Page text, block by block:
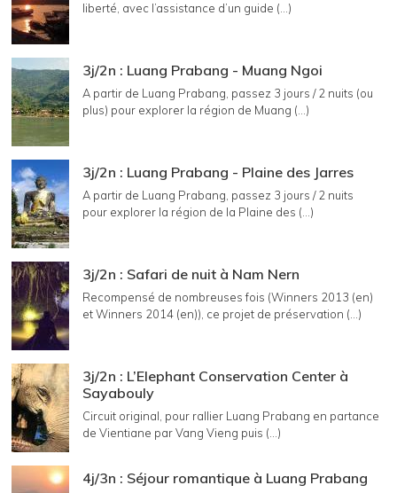
liberté, avec l’assistance d’un guide (...)
3j/2n : Luang Prabang - Muang Ngoi
A partir de Luang Prabang, passez 3 jours / 2 nuits (ou
plus) pour explorer la région de Muang (...)
3j/2n : Luang Prabang - Plaine des Jarres
A partir de Luang Prabang, passez 3 jours / 2 nuits
pour explorer la région de la Plaine des (...)
3j/2n : Safari de nuit à Nam Nern
Recompensé de nombreuses fois (Winners 2013 (en)
et Winners 2014 (en)), ce projet de préservation (...)
3j/2n : L’Elephant Conservation Center à
Sayabouly
Circuit original, pour rallier Luang Prabang en partance
de Vientiane par Vang Vieng puis (...)
4j/3n : Séjour romantique à Luang Prabang